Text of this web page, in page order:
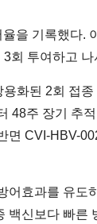
을 기록했다
회 투여하고
화된 2회 접
48주 장기 추
CVI-HBV-
효과를 유
신보다 빠